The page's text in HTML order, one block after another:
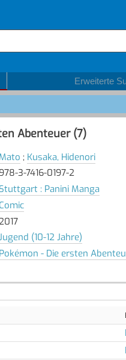
Erweiterte
Abenteuer (7)
Mato ; Kusaka, Hidenori
978-3-7416-0197-2
Stuttgart : Panini Manga
Comic
(10-12 Jahre)
Pokémon - Die ersten